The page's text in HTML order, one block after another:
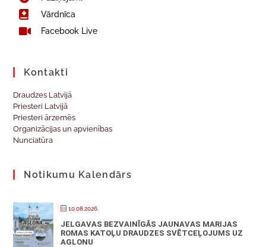
Vārdnīca
Facebook Live
Kontakti
Draudzes Latvijā
Priesteri Latvijā
Priesteri ārzemēs
Organizācijas un apvienības
Nunciatūra
Notikumu Kalendārs
10.08.2026.
JELGAVAS BEZVAINĪGĀS JAUNAVAS MARIJAS
ROMAS KATOĻU DRAUDZES SVĒTCEĻOJUMS UZ
AGLONU